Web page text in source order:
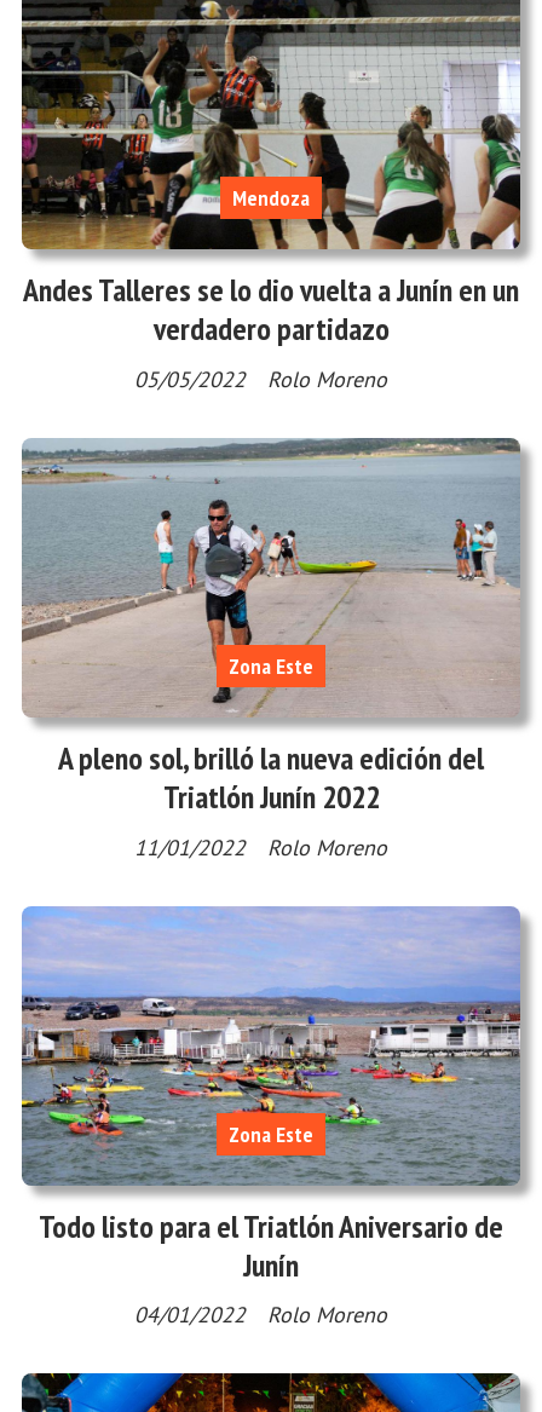
Andes Talleres se lo dio vuelta a Junín en un
verdadero partidazo
Rolo Moreno
Mendoza
05/05/2022
A pleno sol, brilló la nueva edición del
Triatlón Junín 2022
Rolo Moreno
Zona Este
11/01/2022
Todo listo para el Triatlón Aniversario de
Junín
Rolo Moreno
Zona Este
04/01/2022